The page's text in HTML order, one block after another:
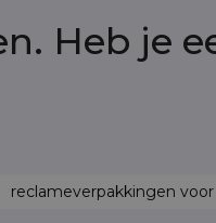
Heb je
reclameverpakkingen